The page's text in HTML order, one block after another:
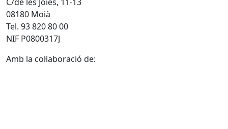
08180 Moià
Tel. 93 820 80 00
NIF P0800317J
Amb la col·laboració de: